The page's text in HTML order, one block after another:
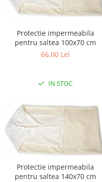
Protectie impermeabila
pentru saltea 100x70 cm
66,00 Lei
IN STOC
Protectie impermeabila
pentru saltea 140x70 cm